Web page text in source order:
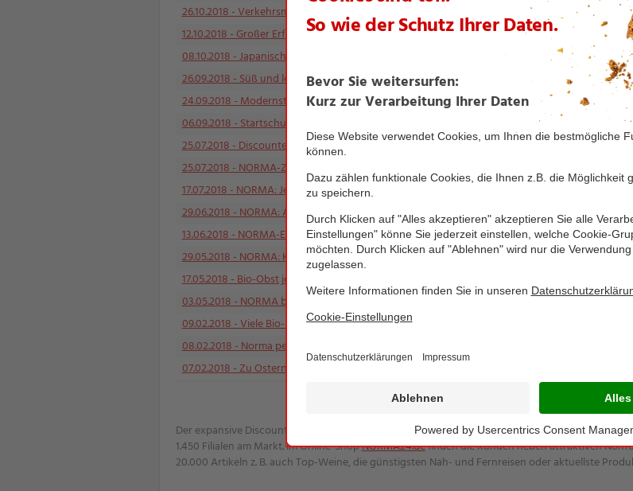
26.10.2018- Verkehrsministerium zeichnet Discounter NORMA als offiziellen Sicherheitspartner
12.10.2018- Großer Erfolg auf der Expo Real 2018
08.10.2018- Japanische Händler sind beeindruckt
26.09.2018- Süß und lecker genießen mit Fairtrade-Kakao
24.09.2018- Modernste Logistik für Mecklenburg-Vorpommern
06.09.2018- Startschuss für die neuen Azubis in eine erfolgreiche Zukunft
25.07.2018- Discounter NORMA: Geht als fitteste Firma durch das Ziel!
25.07.2018- NORMA-Zentrale: Ein großer Tag für Familie und Freunde der Mitarbeiter
17.07.2018- NORMA: Jetzt klare Sicht mit Abbiegeassistenten!
29.06.2018- NORMA: Als erster Discounter für faire Ausbildung ausgezeichnet!
13.06.2018- NORMA-Eigenmarken: Sehr gut und gut von Öko-Test!
29.05.2018- NORMA: Konsequenter Einsatz gegen Plastikmüll
17.05.2018- Bio-Obst jetzt in allen NORMA-Filialen mit umweltschonenden Verpackungen aus
03.05.2018- NORMA baut hochmodernes Logistikzentrum
09.02.2018- Viele Bio-Neuheiten pünktlich zum Messeauftakt
08.02.2018- Norma peilt auch im Jahr 2018 den Bio-Gesamtsieg an
07.02.2018- Zu Ostern wieder fair naschen mit Fairtrade-Kakao
Der expansive Discounter NORMA mit Hauptsitz in Nürnberg ist in Deutschland, Österreich,
1.450 Filialen am Markt. Im Online-ShopNORMA24.definden die Kunden neben attraktiven
20.000 Artikeln z. B. auch Top-Weine, die günstigsten Nah- und Fernreisen oder aktuellste